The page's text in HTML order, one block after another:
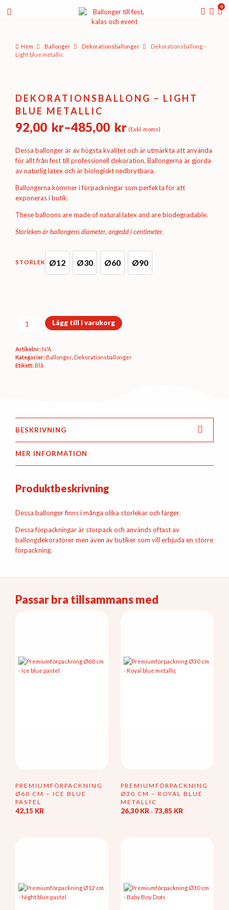
0
Hem Ballonger Dekorations­ballonger
Dekorationsballong –
Light blue metallic
DEKORATIONSBALLONG – LIGHT
BLUE METALLIC
92,00 kr–485,00 kr
Prisintervall:
92,00 kr
till
485,00 kr
(Exkl. moms)
Dessa ballonger är av högsta kvalitet och är utmärkta att använda
för allt från fest till professionell dekoration. Ballongerna är gjorda
av naturlig latex och är biologiskt nedbrytbara.
Ballongerna kommer i förpackningar som perfekta för att
exponeras i butik.
These balloons are made of natural latex and are biodegradable.
Storleken är ballongens diameter, angedd i centimeter.
STORLEK Ø12D5 (Ø12 cm)
Ø30D11 (Ø30 cm)
Ø60B250 (Ø60 cm)
Ø90B350 (Ø90 cm)
Dekorationsballong
blue
metallic
Lägg till i varukorg
Artikelnr: N/A
Kategorier: Ballonger, Dekorations­ballonger
Etikett: Blå
BESKRIVNING
MER INFORMATION
Produktbeskrivning
Dessa ballonger finns i många olika storlekar och färger.
Dessa förpackningar är storpack och används oftast av
ballongdekoratörer men även av butiker som vill erbjuda en större
förpackning.
Passar bra tillsammans med
PREMIUMFÖRPACKNING
Ø60 CM – ICE BLUE
PASTEL
42,15 KR
PREMIUMFÖRPACKNING
Ø30 CM – ROYAL BLUE
METALLIC
26,30 KR– 73,85 KRPrisintervall:
olika
alternativen